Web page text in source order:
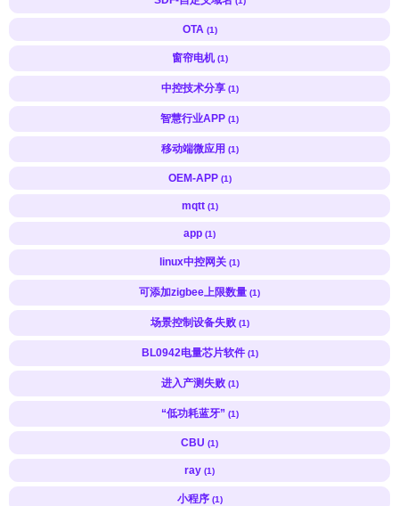
OTA (1)
窗帘电机 (1)
中控技术分享 (1)
智慧行业APP (1)
移动端微应用 (1)
OEM-APP (1)
mqtt (1)
app (1)
linux中控网关 (1)
可添加zigbee上限数量 (1)
场景控制设备失败 (1)
BL0942电量芯片软件 (1)
进入产测失败 (1)
“低功耗蓝牙” (1)
CBU (1)
ray (1)
小程序 (1)